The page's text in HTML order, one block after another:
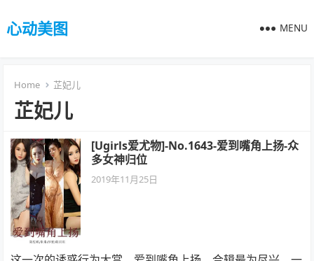
心动美图 MENU
Home 芷妃儿
芷妃儿
[Ugirls爱尤物]-No.1643-爱到嘴角上扬-众
多女神归位
2019年11月25日